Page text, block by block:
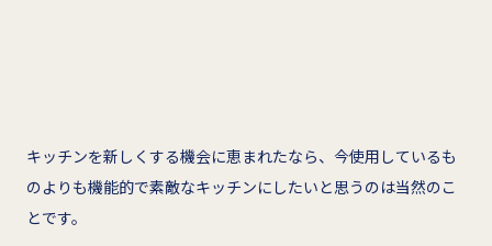
キッチンを新しくする機会に恵まれたなら、今使用しているも
のよりも機能的で素敵なキッチンにしたいと思うのは当然のこ
とです。